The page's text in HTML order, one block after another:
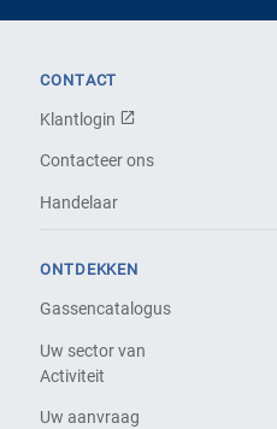
CONTACT
Klantlogin
Contacteer ons
Handelaar
ONTDEKKEN
Gassencatalogus
Uw sector van
Activiteit
Uw aanvraag